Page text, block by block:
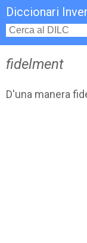
Diccionari
fidelment
D'una manera